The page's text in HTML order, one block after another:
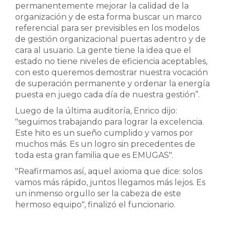
permanentemente mejorar la calidad de la
organización y de esta forma buscar un marco
referencial para ser previsibles en los modelos
de gestión organizacional puertas adentro y de
cara al usuario. La gente tiene la idea que el
estado no tiene niveles de eficiencia aceptables,
con esto queremos demostrar nuestra vocación
de superación permanente y ordenar la energía
puesta en juego cada día de nuestra gestión”.
Luego de la última auditoría, Enrico dijo:
"seguimos trabajando para lograr la excelencia.
Este hito es un sueño cumplido y vamos por
muchos más. Es un logro sin precedentes de
toda esta gran familia que es EMUGAS".
"Reafirmamos así, aquel axioma que dice: solos
vamos más rápido, juntos llegamos más lejos. Es
un inmenso orgullo ser la cabeza de este
hermoso equipo", finalizó el funcionario.